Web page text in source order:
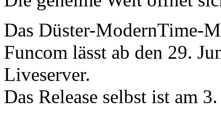
Das Düster-ModernTime-
Funcom lässt ab den 29.
Liveserver.
Das Release selbst ist am